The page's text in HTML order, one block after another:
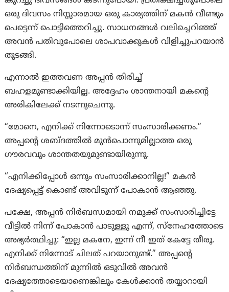
ഒരു ദിവസം നിസ്സാരമായ ഒരു കാര്യത്തിന് മകൻ വീണ്ടും
പെട്ടെന്ന് പൊട്ടിത്തെറിച്ചു. സാധനങ്ങൾ വലിച്ചെറിഞ്ഞ്
അവൻ പതിവുപോലെ ശാപവാക്കുകൾ വിളിച്ചുപറയാൻ
തുടങ്ങി.
എന്നാൽ ഇത്തവണ അപ്പൻ തിരിച്ച്
ബഹളമുണ്ടാക്കിയില്ല. അദ്ദേഹം ശാന്തനായി മകന്റെ
അരികിലേക്ക് നടന്നുചെന്നു.
“മോനെ, എനിക്ക് നിന്നോടൊന്ന് സംസാരിക്കണം.”
അപ്പന്റെ ശബ്ദത്തിൽ മുൻപൊന്നുമില്ലാത്ത ഒരു
ഗൗരവവും ശാന്തതയുമുണ്ടായിരുന്നു.
“എനിക്കിപ്പോൾ ഒന്നും സംസാരിക്കാനില്ല!” മകൻ
ദേഷ്യപ്പെട്ട് കൊണ്ട് അവിടുന്ന് പോകാൻ ആഞ്ഞു.
പക്ഷേ, അപ്പൻ നിർബന്ധമായി നമുക്ക് സംസാരിച്ചിട്ടേ
വീട്ടിൽ നിന്ന് പോകാൻ പാടുള്ളൂ എന്ന്, സ്നേഹത്തോടെ
അഭ്യർത്ഥിച്ചു: “ഇല്ല മകനേ, ഇന്ന് നീ ഇത് കേട്ടേ തീരൂ.
എനിക്ക് നിന്നോട് ചിലത് പറയാനുണ്ട്.” അപ്പന്റെ
നിർബന്ധത്തിന് മുന്നിൽ ഒടുവിൽ അവൻ
ദേഷ്യത്തോടെയാണെങ്കിലും കേൾക്കാൻ തയ്യാറായി